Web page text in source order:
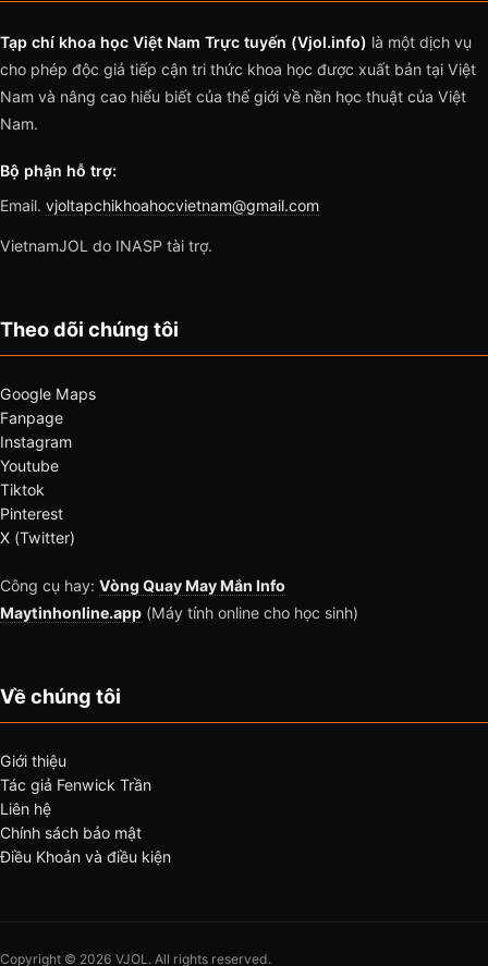
Tạp chí khoa học Việt Nam Trực tuyến (Vjol.info) là một dịch vụ
cho phép độc giả tiếp cận tri thức khoa học được xuất bản tại Việt
Nam và nâng cao hiểu biết của thế giới về nền học thuật của Việt
Nam.
Bộ phận hỗ trợ:
Email. vjoltapchikhoahocvietnam@gmail.com
VietnamJOL do INASP tài trợ.
Theo dõi chúng tôi
Google Maps
Fanpage
Instagram
Youtube
Tiktok
Pinterest
X (Twitter)
Công cụ hay: Vòng Quay May Mắn Info
Maytinhonline.app (Máy tính online cho học sinh)
Về chúng tôi
Giới thiệu
Tác giả Fenwick Trần
Liên hệ
Chính sách bảo mật
Điều Khoản và điều kiện
Copyright © 2026 VJOL. All rights reserved.